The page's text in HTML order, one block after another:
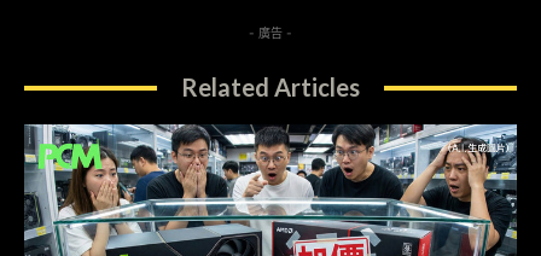
- 廣告 -
Related Articles